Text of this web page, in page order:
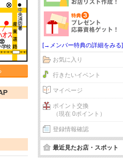
[→メンバー特典の詳細をみる]
お気に入り
行きたいイベント
マイページ
ポイント交換
（現在 0ポイント）
登録情報確認
最近見たお店・スポット